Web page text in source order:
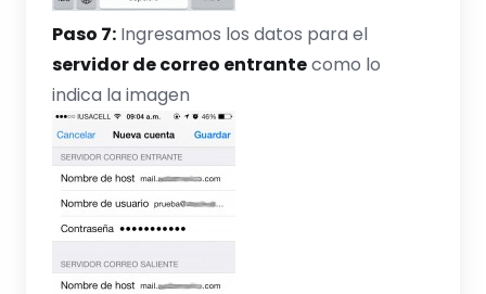
Paso 7: Ingresamos los datos para el
servidor de correo entrantecomo lo
indica la imagen